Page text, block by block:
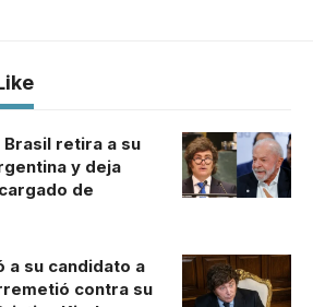
retira a su
y deja
de
a su candidato a
contra su